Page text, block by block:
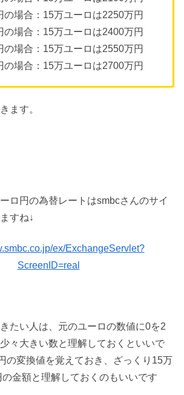
の場合：15万ユーロは2250万円
の場合：15万ユーロは2400万円
の場合：15万ユーロは2550万円
の場合：15万ユーロは2700万円
ます。
ロ円の為替レートはsmbcさんのサイ
すね↓
ex/ExchangeServlet?
ScreenID=real
たい人は、元のユーロの数値に0を2
々大きい数と理解しておくといいで
の変換値を覚えておき、ざっくり15万
金額と理解しておくのもいいです